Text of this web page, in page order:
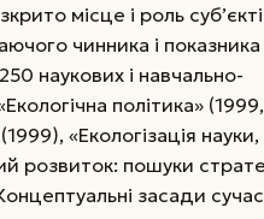
місце і роль
чинника і показника
наукових і навчально-
політика»
«Екологізація науки,
розвиток: пошуки
засади